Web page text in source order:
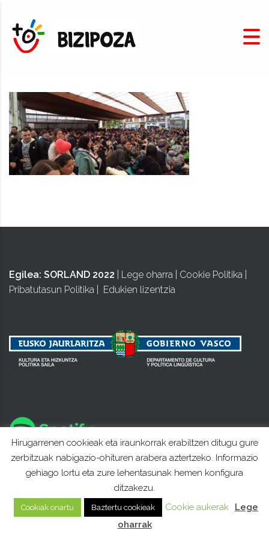
Egilea: SORLAND 2022 Lege oharra Cookie Politika
Pribatutasun Politika
Edukien lizentzia
Hirugarrenen cookieak eta iraunkorrak erabiltzen ditugu gure
zerbitzuak nabigazio-ohituren arabera aztertzeko. Informazio
gehiago lortu eta zure lehentasunak hemen konfigura
ditzakezu.
Cookiak onartu Baztertu cookieak Cookie aukerak
Lege
oharrak